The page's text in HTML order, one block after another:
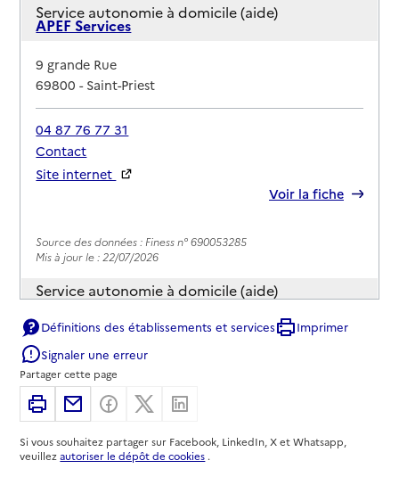
Service autonomie à domicile (aide)
APEF Services
Adresse
9 grande Rue
69800-Saint-Priest
04 87 76 77 31
Contact
Site internet
Voir la fiche
Source des données : Finess n° 690053285
Mis à jour le : 22/07/2026
Service autonomie à domicile (aide)
Asad
Adresse
41 boulevard Édouard Hérriot
69800- Saint-Priest
04 78 67 65 93
Site internet
Définitions des établissements et services
Imprimer
Signaler une erreur
Partager cette page
ImprimerPartager par email
Partager sur Facebook
Partager sur X
Si vous souhaitez partager sur Facebook, LinkedIn, X et Whatsapp,
veuillezautoriser le dépôt de cookies .